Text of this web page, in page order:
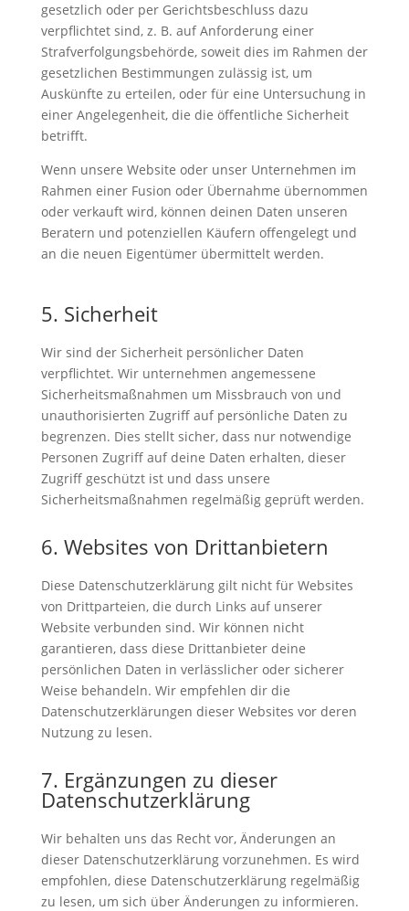
gesetzlich oder per Gerichtsbeschluss dazu
verpflichtet sind, z. B. auf Anforderung einer
Strafverfolgungsbehörde, soweit dies im Rahmen der
gesetzlichen Bestimmungen zulässig ist, um
Auskünfte zu erteilen, oder für eine Untersuchung in
einer Angelegenheit, die die öffentliche Sicherheit
betrifft.
Wenn unsere Website oder unser Unternehmen im
Rahmen einer Fusion oder Übernahme übernommen
oder verkauft wird, können deinen Daten unseren
Beratern und potenziellen Käufern offengelegt und
an die neuen Eigentümer übermittelt werden.
5. Sicherheit
Wir sind der Sicherheit persönlicher Daten
verpflichtet. Wir unternehmen angemessene
Sicherheitsmaßnahmen um Missbrauch von und
unauthorisierten Zugriff auf persönliche Daten zu
begrenzen. Dies stellt sicher, dass nur notwendige
Personen Zugriff auf deine Daten erhalten, dieser
Zugriff geschützt ist und dass unsere
Sicherheitsmaßnahmen regelmäßig geprüft werden.
6. Websites von Drittanbietern
Diese Datenschutzerklärung gilt nicht für Websites
von Drittparteien, die durch Links auf unserer
Website verbunden sind. Wir können nicht
garantieren, dass diese Drittanbieter deine
persönlichen Daten in verlässlicher oder sicherer
Weise behandeln. Wir empfehlen dir die
Datenschutzerklärungen dieser Websites vor deren
Nutzung zu lesen.
7. Ergänzungen zu dieser
Datenschutzerklärung
Wir behalten uns das Recht vor, Änderungen an
dieser Datenschutzerklärung vorzunehmen. Es wird
empfohlen, diese Datenschutzerklärung regelmäßig
zu lesen, um sich über Änderungen zu informieren.